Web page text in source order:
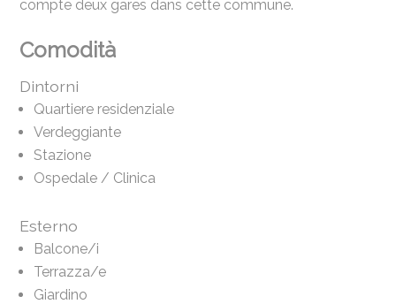
compte deux gares dans cette commune.
Comodità
Dintorni
Quartiere residenziale
Verdeggiante
Stazione
Ospedale / Clinica
Esterno
Balcone/i
Terrazza/e
Giardino